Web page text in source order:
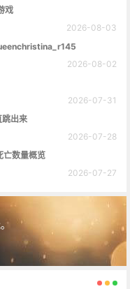
戏
2026-08-03
2026-08-02
2026-07-31
跳出来
2026-07-28
数量概览
2026-07-27